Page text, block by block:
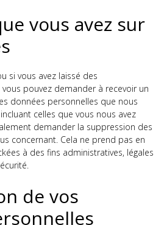
vous avez sur
si vous avez laissé des
pouvez demander à recevoir un
données personnelles que nous
celles que vous nous avez
demander la suppression des
concernant. Cela ne prend pas en
à des fins administratives, légales
de vos